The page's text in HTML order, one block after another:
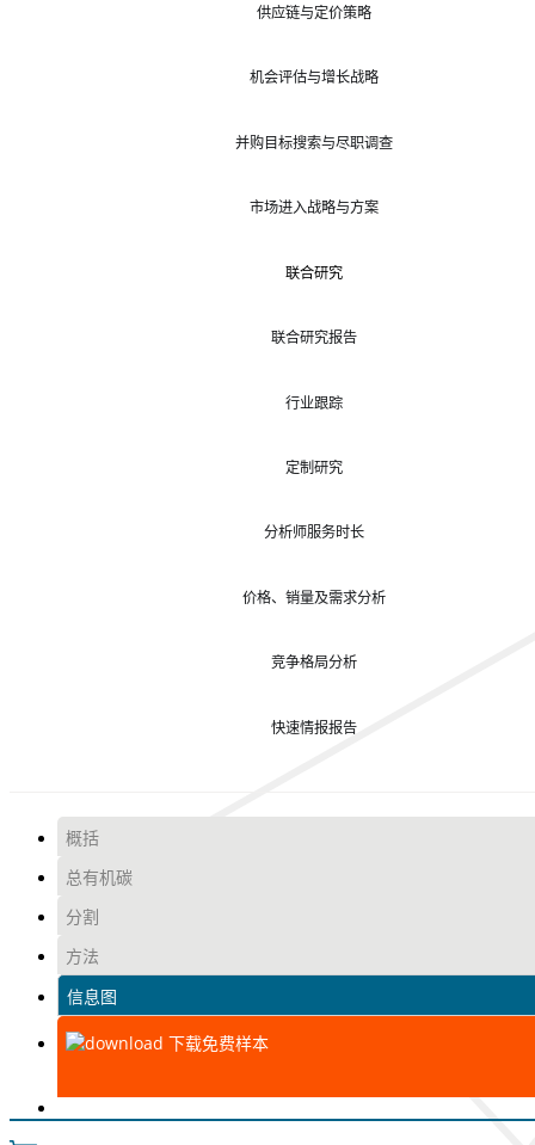
供应链与定价策略
机会评估与增长战略
并购目标搜索与尽职调查
市场进入战略与方案
联合研究
联合研究报告
行业跟踪
定制研究
分析师服务时长
价格、销量及需求分析
竞争格局分析
快速情报报告
概括
总有机碳
分割
方法
信息图
下载免费样本